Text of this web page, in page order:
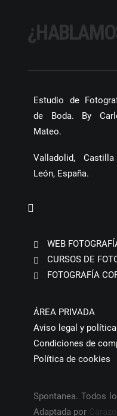
Estudio de
de Boda. By
Mateo.
Valladolid,
León, España.
WEB
CURSOS DE
FOTOGRAFÍA
ÁREA PRIVADA
Aviso legal y
Condiciones de
Política de cookies
Spontanea. Todos
Adaptada por